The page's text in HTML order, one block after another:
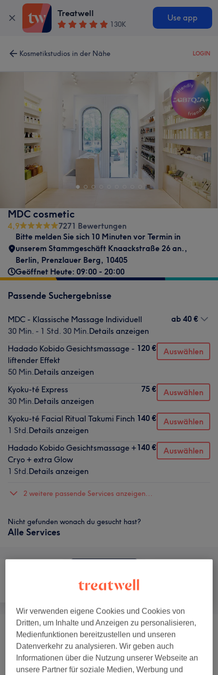
Treatwell
130K
Use app
Kosmetikstudios in der Nähe LOGIN
MDC cosmetic
4,9
7271 Bewertungen
Bitte melden Sie sich 10 Minuten vor Termin in
unserem Stammgeschäft Knaackstraße 26 an.,
Berlin, Prenzlauer Berg, 10405
Geöffnet Heute: 09:00 - 20:00
Passende Suchergebnisse
MDC - Klassische Massage Individuell
30 Min. - 1 Std. 30 Min.Details anzeigen
ab 40 €
Hadado Kobido Gesichtsmassage -
liftender Effekt
50 Min.Details anzeigen
120 € Auswählen
Kyoku-té Express
30 Min.Details anzeigen
75 € Auswählen
Kyoku-té Facial Ritual Takumi Finch
1 Std.Details anzeigen
140 € Auswählen
Hadado Kobido Gesichtsmassage +
Cryo + extra Glow
1 Std.Details anzeigen
140 € Auswählen
2 weitere passende Services anzeigen...
Nicht gefunden wonach du gesucht hast?
Alle Services
Massage
Gesichtsbehandlungen (6) ab 25 €
MDC – Individuelle Ergänzungen - MDC -
Upgrade Your Treatment ( 1)
ab 30 €
Wir verwenden eigene Cookies und Cookies von
Dritten, um Inhalte und Anzeigen zu personalisieren,
Medienfunktionen bereitzustellen und unseren
Datenverkehr zu analysieren. Wir geben auch
Informationen über die Nutzung unserer Webseite an
unsere Partner für soziale Medien, Werbung und